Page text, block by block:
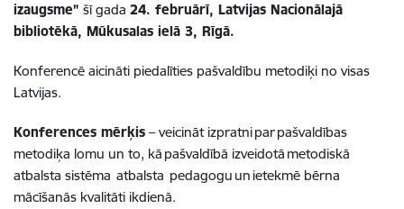
izaugsme” šī gada 24. februārī, Latvijas Nacionālajā
bibliotēkā, Mūkusalas ielā 3, Rīgā.
Konferencē aicināti piedalīties pašvaldību metodiķi no visas
Latvijas.
Konferences mērķis – veicināt izpratni par pašvaldības
metodiķa lomu un to, kā pašvaldībā izveidotā metodiskā
atbalsta sistēma atbalsta pedagogu un ietekmē bērna
mācīšanās kvalitāti ikdienā.